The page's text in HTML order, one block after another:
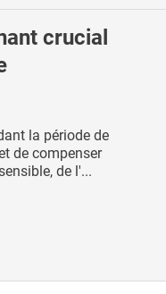
crucial
la période de
de compenser
de l'...